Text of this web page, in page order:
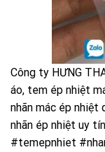
Công ty HƯNG
áo, tem ép nhiệt
nhãn mác ép nhiệt
nhãn ép nhiệt uy
#temepnhiet